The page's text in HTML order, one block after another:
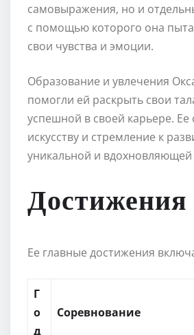
самовыражения, но и
с помощью которого она
свои чувства и эмоции.
Образование и увлечения
помогли ей раскрыть свои
успешной в своей карьере. Ее
искусству и стремление к
уникальной и
Достижения
Ее главные достижения
Г
о
д
Соревнование